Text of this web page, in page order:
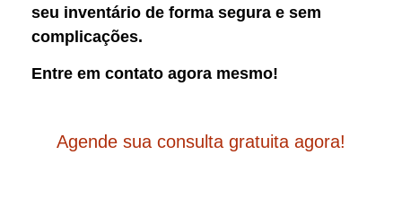
seu inventário de forma segura e sem
complicações.
Entre em contato agora mesmo!
Agende sua consulta gratuita agora!